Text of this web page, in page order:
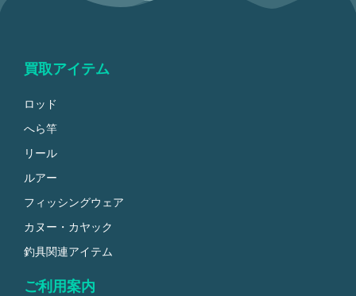
買取アイテム
ロッド
へら竿
リール
ルアー
フィッシングウェア
カヌー・カヤック
釣具関連アイテム
ご利用案内